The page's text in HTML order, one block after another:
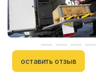
оставить отзыв